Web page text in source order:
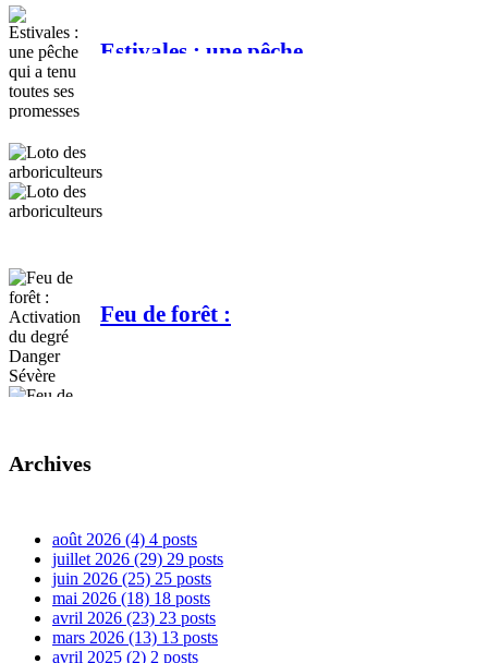
Estivales : une pêche
arboriculteurs
Feu de forêt :
Archives
août 2026 (4) 4 posts
juillet 2026 (29) 29 posts
juin 2026 (25) 25 posts
mai 2026 (18) 18 posts
avril 2026 (23) 23 posts
mars 2026 (13) 13 posts
avril 2025 (2) 2 posts